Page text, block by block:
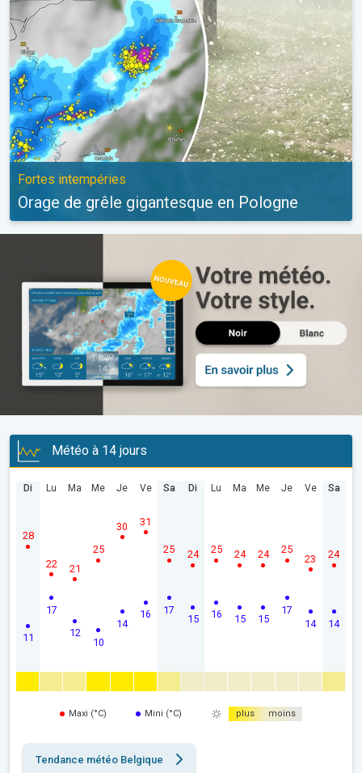
Fortes intempéries
Orage de grêle gigantesque en Pologne
Météo à 14 jours
Di
11
28
Lu
17
22
Ma
12
21
Me
10
25
Je
14
30
Ve
16
31
Sa
17
25
Di
15
24
Lu
16
25
Ma
15
24
Me
15
24
Je
17
25
Ve
14
23
Sa
14
24
Maxi (°C) Mini (°C) plus moins
Tendance météo Belgique